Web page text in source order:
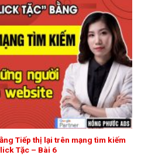
Tiếp thị lại trên mạng tìm kiếm
Tặc – Bài 6